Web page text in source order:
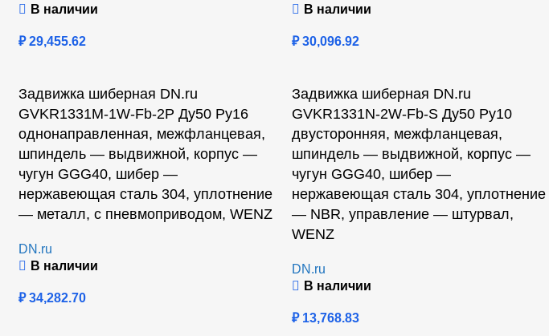
В наличии
₽29,455.62
В наличии
₽30,096.92
Задвижка шиберная DN.ru
GVKR1331M-1W-Fb-2P Ду50 Ру16
однонаправленная, межфланцевая,
шпиндель — выдвижной, корпус —
чугун GGG40, шибер —
нержавеющая сталь 304, уплотнение
— металл, с пневмоприводом, WENZ
DN.ru
В наличии
₽34,282.70
Задвижка шиберная DN.ru
GVKR1331N-2W-Fb-S Ду50 Ру10
двусторонняя, межфланцевая,
шпиндель — выдвижной, корпус —
чугун GGG40, шибер —
нержавеющая сталь 304, уплотнение
— NBR, управление — штурвал,
WENZ
DN.ru
В наличии
₽13,768.83